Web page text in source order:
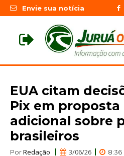
Envie sua notícia
EUA citam
Pix em
adicional sobre
brasileiros
PorRedação 3/06/26 8:36